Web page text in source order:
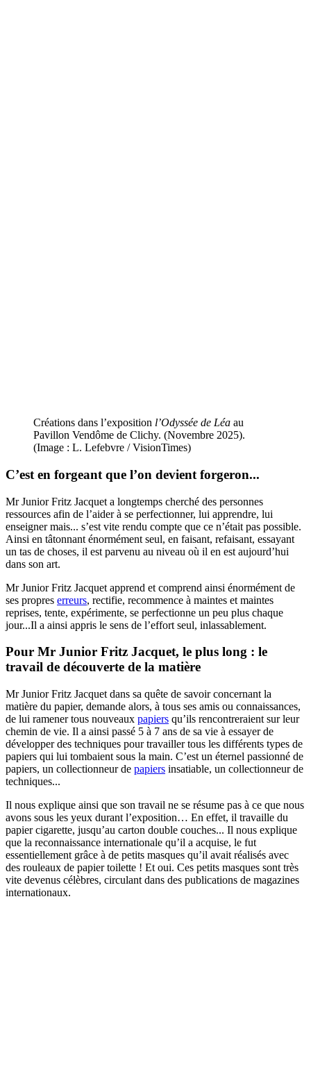
Créations dans l’exposition l’Odyssée de Léa au
Pavillon Vendôme de Clichy. (Novembre 2025).
(Image : L. Lefebvre / VisionTimes)
C’est en forgeant que l’on devient forgeron...
Mr Junior Fritz Jacquet a longtemps cherché des personnes
ressources afin de l’aider à se perfectionner, lui apprendre, lui
enseigner mais... s’est vite rendu compte que ce n’était pas possible.
Ainsi en tâtonnant énormément seul, en faisant, refaisant, essayant
un tas de choses, il est parvenu au niveau où il en est aujourd’hui
dans son art.
Mr Junior Fritz Jacquet apprend et comprend ainsi énormément de
ses propres erreurs, rectifie, recommence à maintes et maintes
reprises, tente, expérimente, se perfectionne un peu plus chaque
jour...Il a ainsi appris le sens de l’effort seul, inlassablement.
Pour Mr Junior Fritz Jacquet, le plus long : le
travail de découverte de la matière
Mr Junior Fritz Jacquet dans sa quête de savoir concernant la
matière du papier, demande alors, à tous ses amis ou connaissances,
de lui ramener tous nouveaux papiers qu’ils rencontreraient sur leur
chemin de vie. Il a ainsi passé 5 à 7 ans de sa vie à essayer de
développer des techniques pour travailler tous les différents types de
papiers qui lui tombaient sous la main. C’est un éternel passionné de
papiers, un collectionneur de papiers insatiable, un collectionneur de
techniques...
Il nous explique ainsi que son travail ne se résume pas à ce que nous
avons sous les yeux durant l’exposition… En effet, il travaille du
papier cigarette, jusqu’au carton double couches... Il nous explique
que la reconnaissance internationale qu’il a acquise, le fut
essentiellement grâce à de petits masques qu’il avait réalisés avec
des rouleaux de papier toilette ! Et oui. Ces petits masques sont très
vite devenus célèbres, circulant dans des publications de magazines
internationaux.